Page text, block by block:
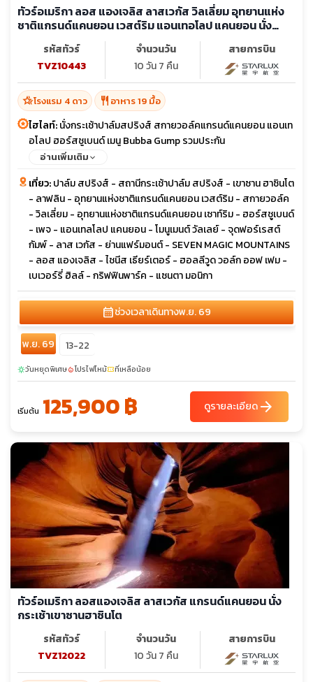
ทัวร์อเมริกา ลอส แองเจลิส ลาสเวกัส วิลเลี่ยม อุทยานแห่ง
ชาติแกรนด์แคนยอน เวสต์ริม แอนเทอโลป แคนยอน นั่ง
กระเช้าหมุนเขาซาน ฮาซินโต
รหัสทัวร์
TVZ10443
จำนวนวัน
10 วัน 7 คืน
สายการบิน
hotel_classโรงแรม 4 ดาว restaurant อาหาร 19 มื้อ
ไฮไลท์:นั่งกระเช้าปาล์มสปริงส์ สกายวอล์คแกรนด์แคนยอน แอนเท
อโลป ฮอร์สชูเบนด์ เมนู Bubba Gump รวมประกัน
อ่านเพิ่มเติม
เที่ยว:ปาล์ม สปริงส์ - สถานีกระเช้าปาล์ม สปริงส์ - เขาซาน ฮาซินโต
- ลาฟลิน - อุทยานแห่งชาติแกรนด์แคนยอน เวสต์ริม - สกายวอล์ค
- วิลเลี่ยม - อุทยานแห่งชาติแกรนด์แคนยอน เซาท์ริม - ฮอร์สชูเบนด์
- เพจ - แอนเทลโลป แคนยอน - โมนูเมนต์ วัลเลย์ - จุดฟอร์เรสต์
กัมพ์ - ลาส เวกัส - ย่านแฟร์มอนต์ - SEVEN MAGIC MOUNTAINS
- ลอส แองเจลิส - ไชนีส เธียร์เตอร์ - ฮอลลีวูด วอล์ก ออฟ เฟม -
เบเวอร์รี่ ฮิลล์ - กริฟฟินพาร์ค - แซนตา มอนิกา
calendar_monthช่วงเวลาเดินทางพ.ย. 69
พ.ย. 69 13-22
sunnyวันหยุดพิเศษlocal_fire_departmentโปรไฟไหม้confirmation_numberที่เหลือน้อย
เริ่มต้น 125,900 ฿ ดูรายละเอียดarrow_forward
ทัวร์อเมริกา ลอสแองเจลิส ลาสเวกัส แกรนด์แคนยอน นั่ง
กระเช้าเขาซานฮาซินโต
รหัสทัวร์
TVZ12022
จำนวนวัน
10 วัน 7 คืน
สายการบิน